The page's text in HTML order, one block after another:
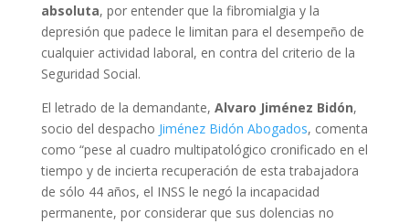
absoluta, por entender que la fibromialgia y la
depresión que padece le limitan para el desempeño de
cualquier actividad laboral, en contra del criterio de la
Seguridad Social.
El letrado de la demandante, Alvaro Jiménez Bidón,
socio del despacho Jiménez Bidón Abogados, comenta
como “pese al cuadro multipatológico cronificado en el
tiempo y de incierta recuperación de esta trabajadora
de sólo 44 años, el INSS le negó la incapacidad
permanente, por considerar que sus dolencias no